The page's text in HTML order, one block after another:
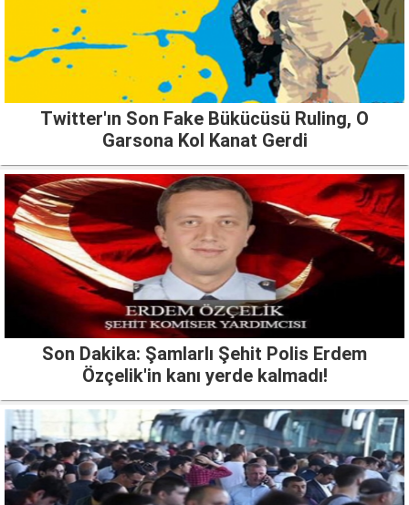
Twitter'ın Son Fake Bükücüsü Ruling, O
Garsona Kol Kanat Gerdi
Son Dakika: Şamlarlı Şehit Polis Erdem
Özçelik'in kanı yerde kalmadı!